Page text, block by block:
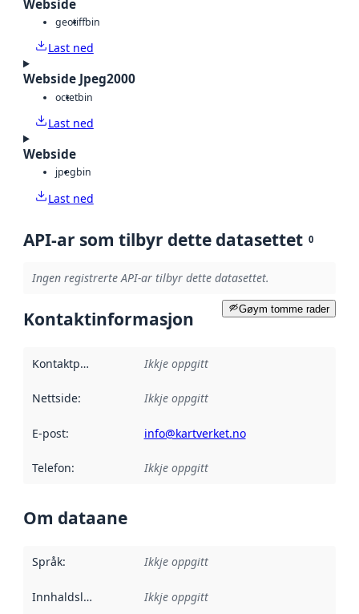
Webside
geotiffbin
Last ned
Webside Jpeg2000
octetbin
Last ned
Webside
jpegbin
Last ned
API-ar som tilbyr dette datasettet 0
Ingen registrerte API-ar tilbyr dette datasettet.
Gøym tomme rader
Kontaktinformasjon
Kontaktpunkt Ikkje oppgitt
Nettside: Ikkje oppgitt
E-post: info@kartverket.no
Telefon: Ikkje oppgitt
Om dataane
Språk: Ikkje oppgitt
Innhaldsleverandørar :
Ikkje oppgitt